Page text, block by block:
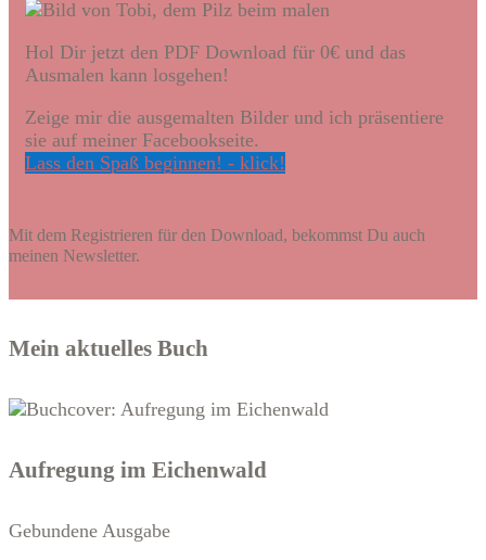
Hol Dir jetzt den PDF Download für 0€ und das
Ausmalen kann losgehen!
Zeige mir die ausgemalten Bilder und ich präsentiere
sie auf meiner Facebookseite.
Lass den Spaß beginnen! - klick!
Mit dem Registrieren für den Download, bekommst Du auch
meinen Newsletter.
Mein aktuelles Buch
Aufregung im Eichenwald
Gebundene Ausgabe